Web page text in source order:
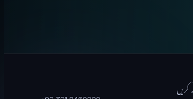
کریں